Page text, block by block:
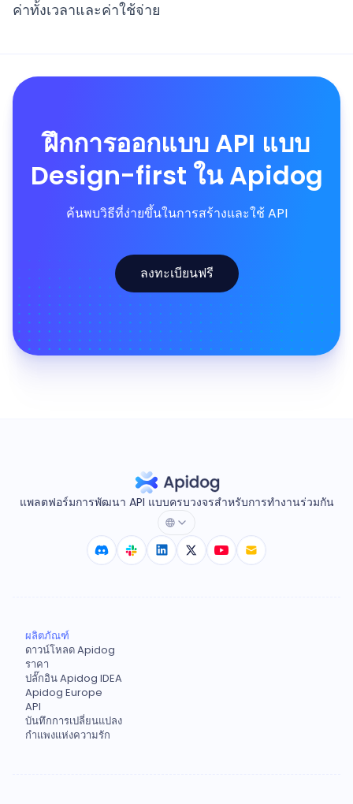
ค่าทั้งเวลาและค่าใช้จ่าย
ฝึกการออกแบบ API แบบ
Design-first ใน Apidog
ค้นพบวิธีที่ง่ายขึ้นในการสร้างและใช้ API
ลงทะเบียนฟรี
แพลตฟอร์มการพัฒนา API แบบครบวงจรสำหรับการทำงานร่วมกัน
ผลิตภัณฑ์
ดาวน์โหลด Apidog
ราคา
ปลั๊กอิน Apidog IDEA
Apidog Europe
API
บันทึกการเปลี่ยนแปลง
กำแพงแห่งความรัก